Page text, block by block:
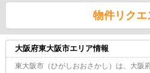
物件リクエ
大阪府東大阪市エリア情報
東大阪市（ひがしおおさかし）は、大阪